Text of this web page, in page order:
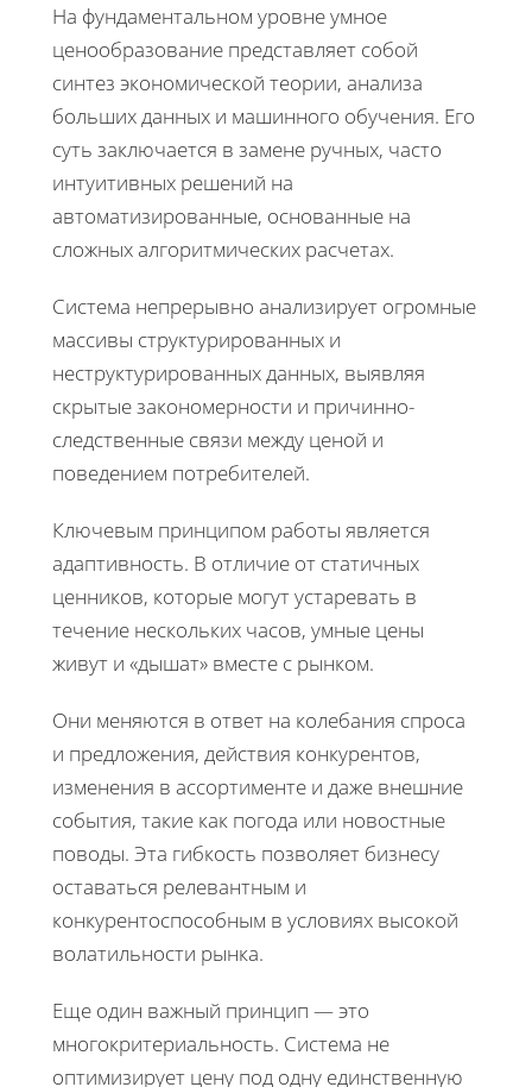
На фундаментальном уровне умное
ценообразование представляет собой
синтез экономической теории, анализа
больших данных и машинного обучения. Его
суть заключается в замене ручных, часто
интуитивных решений на
автоматизированные, основанные на
сложных алгоритмических расчетах.
Система непрерывно анализирует огромные
массивы структурированных и
неструктурированных данных, выявляя
скрытые закономерности и причинно-
следственные связи между ценой и
поведением потребителей.
Ключевым принципом работы является
адаптивность. В отличие от статичных
ценников, которые могут устаревать в
течение нескольких часов, умные цены
живут и «дышат» вместе с рынком.
Они меняются в ответ на колебания спроса
и предложения, действия конкурентов,
изменения в ассортименте и даже внешние
события, такие как погода или новостные
поводы. Эта гибкость позволяет бизнесу
оставаться релевантным и
конкурентоспособным в условиях высокой
волатильности рынка.
Еще один важный принцип — это
многокритериальность. Система не
оптимизирует цену под одну единственную